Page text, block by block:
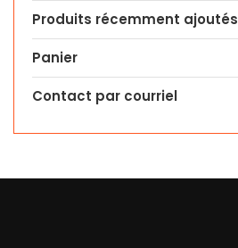
Produits récemment ajoutés
Panier
Contact par courriel